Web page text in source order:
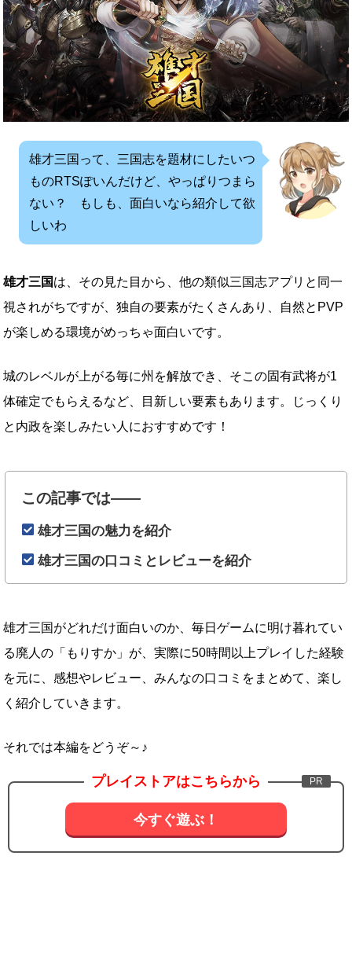
雄才三国って、三国志を題材にしたいつ
ものRTSぽいんだけど、やっぱりつまら
ない？ もしも、面白いなら紹介して欲
しいわ
雄才三国は、その見た目から、他の類似三国志アプリと同一
視されがちですが、独自の要素がたくさんあり、自然とPVP
が楽しめる環境がめっちゃ面白いです。
城のレベルが上がる毎に州を解放でき、そこの固有武将が1
体確定でもらえるなど、目新しい要素もあります。じっくり
と内政を楽しみたい人におすすめです！
この記事では――
雄才三国の魅力を紹介
雄才三国の口コミとレビューを紹介
雄才三国がどれだけ面白いのか、毎日ゲームに明け暮れてい
る廃人の「もりすか」が、実際に50時間以上プレイした経験
を元に、感想やレビュー、みんなの口コミをまとめて、楽し
く紹介していきます。
それでは本編をどうぞ～♪
プレイストアはこちらから
今すぐ遊ぶ！